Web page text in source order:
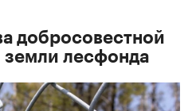
добросовестной
земли лесфонда